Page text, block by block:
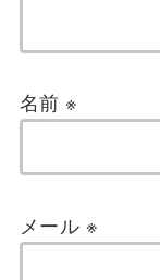
名前 ※
メール ※